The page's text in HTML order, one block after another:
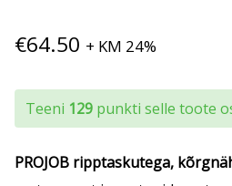
€64.50 + KM 24%
Teeni 129 punkti selle toote
PROJOB ripptaskutega,